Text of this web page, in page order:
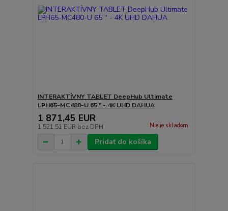
INTERAKTÍVNY TABLET DeepHub Ultimate
LPH65-MC480-U 65 " - 4K UHD DAHUA
1 871,45 EUR
1 521,51 EUR bez DPH Nie je skladom
Pridať do košíka